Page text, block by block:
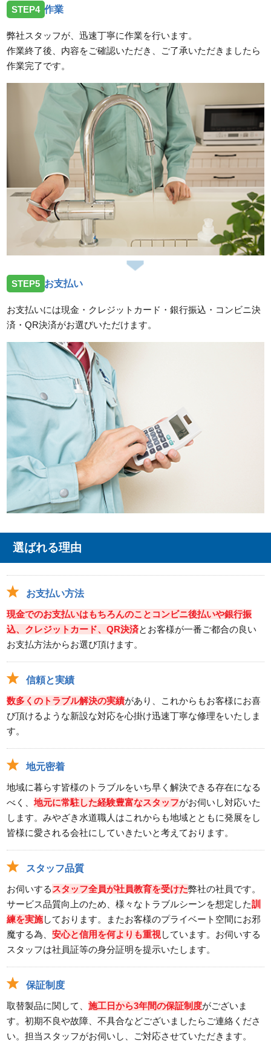
STEP4 作業
弊社スタッフが、迅速丁寧に作業を行います。
作業終了後、内容をご確認いただき、ご了承いただきましたら
作業完了です。
STEP5 お支払い
お支払いには現金・クレジットカード・銀行振込・コンビニ決
済・QR決済がお選びいただけます。
選ばれる理由
お支払い方法
現金でのお支払いはもちろんのことコンビニ後払いや銀行振
込、クレジットカード、QR決済とお客様が一番ご都合の良い
お支払方法からお選び頂けます。
信頼と実績
数多くのトラブル解決の実績があり、これからもお客様にお喜
び頂けるような新設な対応を心掛け迅速丁寧な修理をいたしま
す。
地元密着
地域に暮らす皆様のトラブルをいち早く解決できる存在になる
べく、地元に常駐した経験豊富なスタッフがお伺いし対応いた
します。みやざき水道職人はこれからも地域とともに発展をし
皆様に愛される会社にしていきたいと考えております。
スタッフ品質
お伺いする スタッフ全員が社員教育を受けた弊社の社員です。
サービス品質向上のため、様々なトラブルシーンを想定した訓
練を実施しております。またお客様のプライベート空間にお邪
魔する為、安心と信用を何よりも重視しています。お伺いする
スタッフは社員証等の身分証明を提示いたします。
保証制度
取替製品に関して、施工日から3年間の保証制度がございま
す。初期不良や故障、不具合などございましたらご連絡くださ
い。担当スタッフがお伺いし、ご対応させていただきます。